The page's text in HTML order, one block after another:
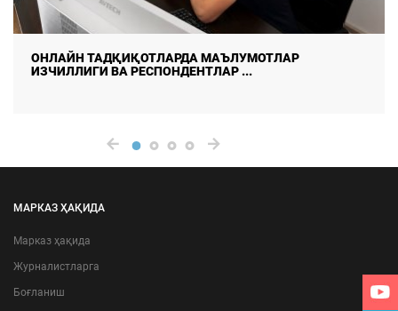
ДАЛА ТАДҚИҚОТЛАРИДА МАЪЛУМОТЛАР СИФАТИ ВА
ИШОНЧЛИЛИГИНИ ТАЪМ ...
МАРКАЗ ҲАҚИДА
Марказ ҳақида
Журналистларга
Боғланиш